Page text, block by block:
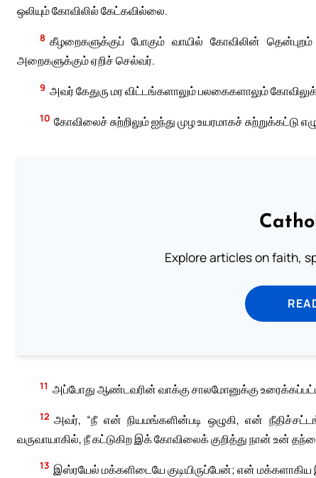
ஒலியும் கோவிலில் கேட்கவில்லை.
8 கீழறைகளுக்குப் போகும் வாயில் கோவிலின் தென்புறம்
அறைகளுக்கும் ஏறிச் செல்வர்.
9 அவர் கேதுரு மர விட்டங்களாலும் பலகைகளாலும்
10 கோவிலைச் சுற்றிலும் ஐந்து முழ உயரமாகச்
Explore articles on faith,
11 அப்போது ஆண்டவரின் வாக்கு சாலமோனுக்கு
12 அவர், “நீ என் நியமங்களின்படி ஒழுகி, என்
வருவாயாகில், நீ கட்டுகிற இக் கோவிலைக் குறித்து நான் உன்
13 இஸ்ரயேல் மக்களிடையே குடியிருப்பேன்; என்